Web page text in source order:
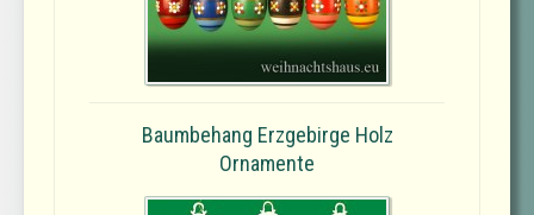
Baumbehang Erzgebirge Holz
Ornamente